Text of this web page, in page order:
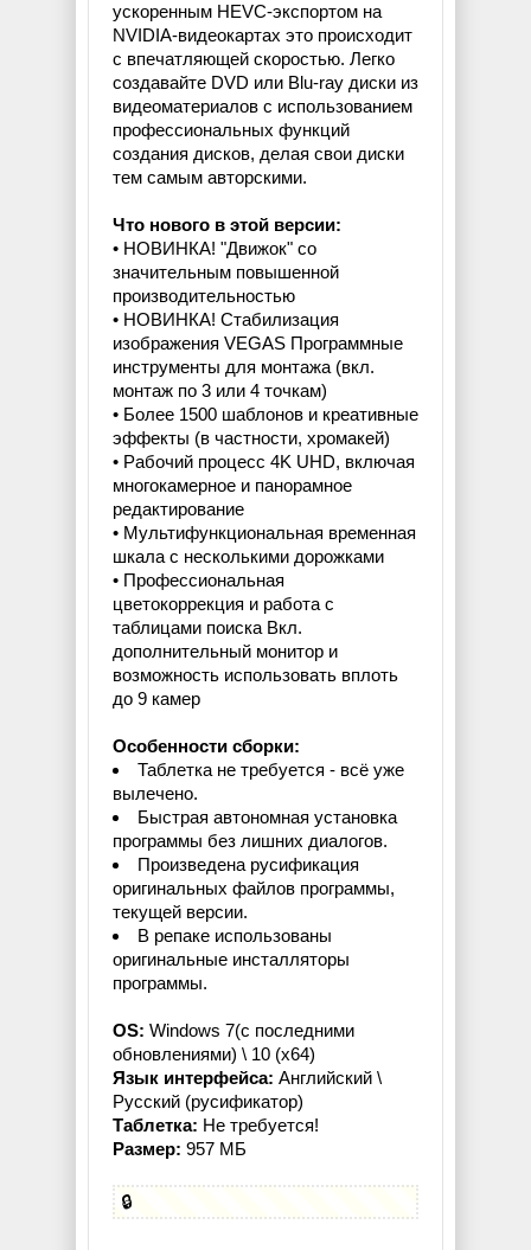
ускоренным HEVC-экспортом на
NVIDIA-видеокартах это происходит
с впечатляющей скоростью. Легко
создавайте DVD или Blu-ray диски из
видеоматериалов с использованием
профессиональных функций
создания дисков, делая свои диски
тем самым авторскими.
Что нового в этой версии:
• НОВИНКА! "Движок" со
значительным повышенной
производительностью
• НОВИНКА! Стабилизация
изображения VEGAS Программные
инструменты для монтажа (вкл.
монтаж по 3 или 4 точкам)
• Более 1500 шаблонов и креативные
эффекты (в частности, хромакей)
• Рабочий процесс 4K UHD, включая
многокамерное и панорамное
редактирование
• Мультифункциональная временная
шкала с несколькими дорожками
• Профессиональная
цветокоррекция и работа с
таблицами поиска Вкл.
дополнительный монитор и
возможность использовать вплоть
до 9 камер
Особенности сборки:
Таблетка не требуется - всё уже
вылечено.
Быстрая автономная установка
программы без лишних диалогов.
Произведена русификация
оригинальных файлов программы,
текущей версии.
В репаке использованы
оригинальные инсталляторы
программы.
OS: Windows 7(с последними
обновлениями) \ 10 (x64)
Язык интерфейса: Английский \
Русский (русификатор)
Таблетка: Не требуется!
Размер: 957 МБ
🔒